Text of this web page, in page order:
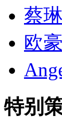
蔡
欧
特别